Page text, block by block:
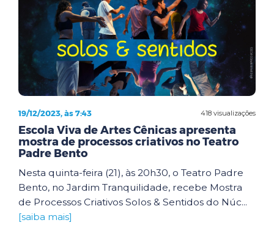
418 visualizações
19/12/2023, às 7:43
Escola Viva de Artes Cênicas apresenta
mostra de processos criativos no Teatro
Padre Bento
Nesta quinta-feira (21), às 20h30, o Teatro Padre
Bento, no Jardim Tranquilidade, recebe Mostra
de Processos Criativos Solos & Sentidos do Núc...
[saiba mais]